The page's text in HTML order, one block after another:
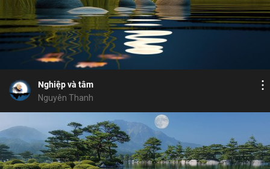
nhân quả hành động ý thức
Nghiệp và tâm
Nguyên Thanh
Bỏ chọn
Bình luận
Lưu
Bỏ chọn